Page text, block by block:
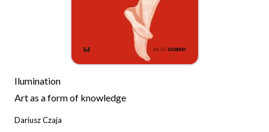
Ilumination
Art as a form of knowledge
Dariusz Czaja